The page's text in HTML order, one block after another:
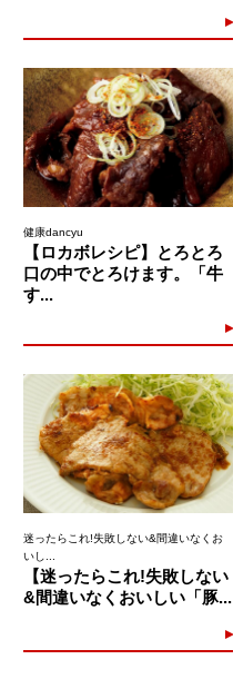
健康dancyu
【ロカボレシピ】とろとろ
口の中でとろけます。「牛
す...
迷ったらこれ!失敗しない&間違いなくお
いし...
【迷ったらこれ!失敗しない
&間違いなくおいしい「豚...